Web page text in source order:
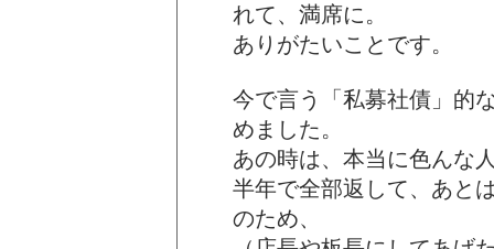
れて、満席に。
ありがたいことです。
今で言う「私募社債」的
めました。
あの時は、本当に色んな
半年で全部返して、あと
のため、